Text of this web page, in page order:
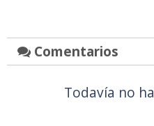
Comentarios
Todavía no